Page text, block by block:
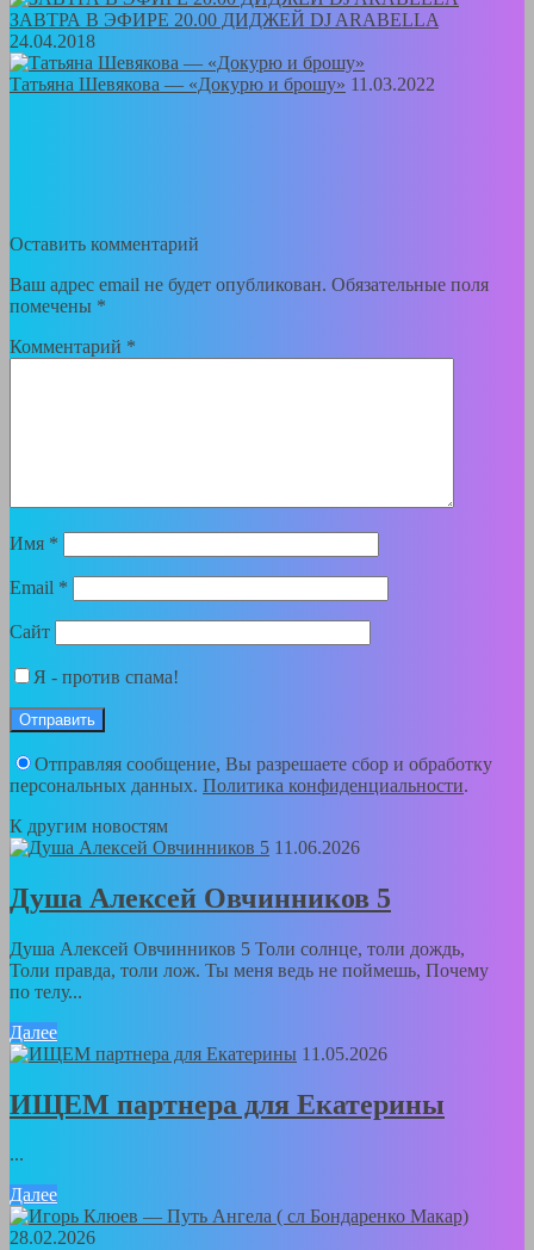
ЗАВТРА В ЭФИРЕ 20.00 ДИДЖЕЙ DJ ARABELLA
24.04.2018
Татьяна Шевякова — «Докурю и брошу» 11.03.2022
Оставить комментарий
Ваш адрес email не будет опубликован. Обязательные поля
помечены *
Комментарий *
Имя *
Email *
Сайт
Я - против спама!
Отправляя сообщение, Вы разрешаете сбор и обработку
персональных данных. Политика конфиденциальности.
К другим новостям
11.06.2026
Душа Алексей Овчинников 5
Душа Алексей Овчинников 5 Толи солнце, толи дождь,
Толи правда, толи лож. Ты меня ведь не поймешь, Почему
по телу...
Далее
11.05.2026
ИЩЕМ партнера для Екатерины
...
Далее
28.02.2026